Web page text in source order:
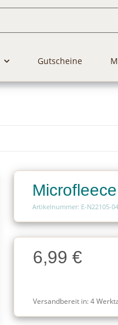
Gutscheine
Artikelnummer: E-N22105-
Charge
Charge6,99 €
Versandbereit in:4